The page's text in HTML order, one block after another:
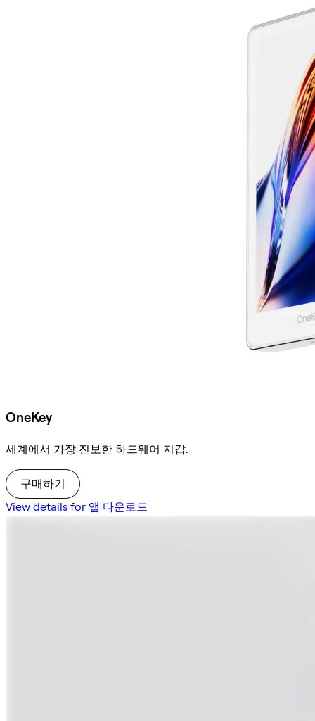
OneKey
세계에서 가장 진보한 하드웨어 지갑.
구매하기
View details for 앱 다운로드